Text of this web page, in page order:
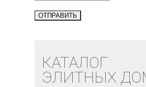
КАТАЛОГ
ЭЛИТНЫХ